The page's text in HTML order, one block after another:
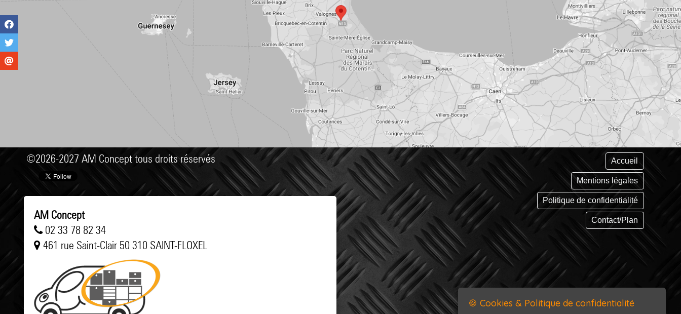
©2026-2027 AM Concept tous droits réservés
AM Concept
02 33 78 82 34
461 rue Saint-Clair 50 310 SAINT-FLOXEL
Accueil
Mentions légales
Politique de confidentialité
Contact/Plan
🍪 Cookies & Politique de confidentialité